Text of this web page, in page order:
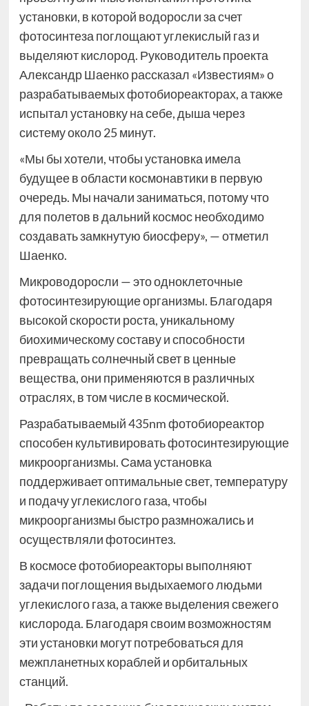
установки, в которой водоросли за счет
фотосинтеза поглощают углекислый газ и
выделяют кислород. Руководитель проекта
Александр Шаенко рассказал «Известиям» о
разрабатываемых фотобиореакторах, а также
испытал установку на себе, дыша через
систему около 25 минут.
«Мы бы хотели, чтобы установка имела
будущее в области космонавтики в первую
очередь. Мы начали заниматься, потому что
для полетов в дальний космос необходимо
создавать замкнутую биосферу», — отметил
Шаенко.
Микроводоросли — это одноклеточные
фотосинтезирующие организмы. Благодаря
высокой скорости роста, уникальному
биохимическому составу и способности
превращать солнечный свет в ценные
вещества, они применяются в различных
отраслях, в том числе в космической.
Разрабатываемый 435nm фотобиореактор
способен культивировать фотосинтезирующие
микроорганизмы. Сама установка
поддерживает оптимальные свет, температуру
и подачу углекислого газа, чтобы
микроорганизмы быстро размножались и
осуществляли фотосинтез.
В космосе фотобиореакторы выполняют
задачи поглощения выдыхаемого людьми
углекислого газа, а также выделения свежего
кислорода. Благодаря своим возможностям
эти установки могут потребоваться для
межпланетных кораблей и орбитальных
станций.